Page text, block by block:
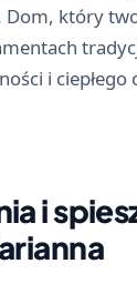
Dom, który
i ciepłego
i